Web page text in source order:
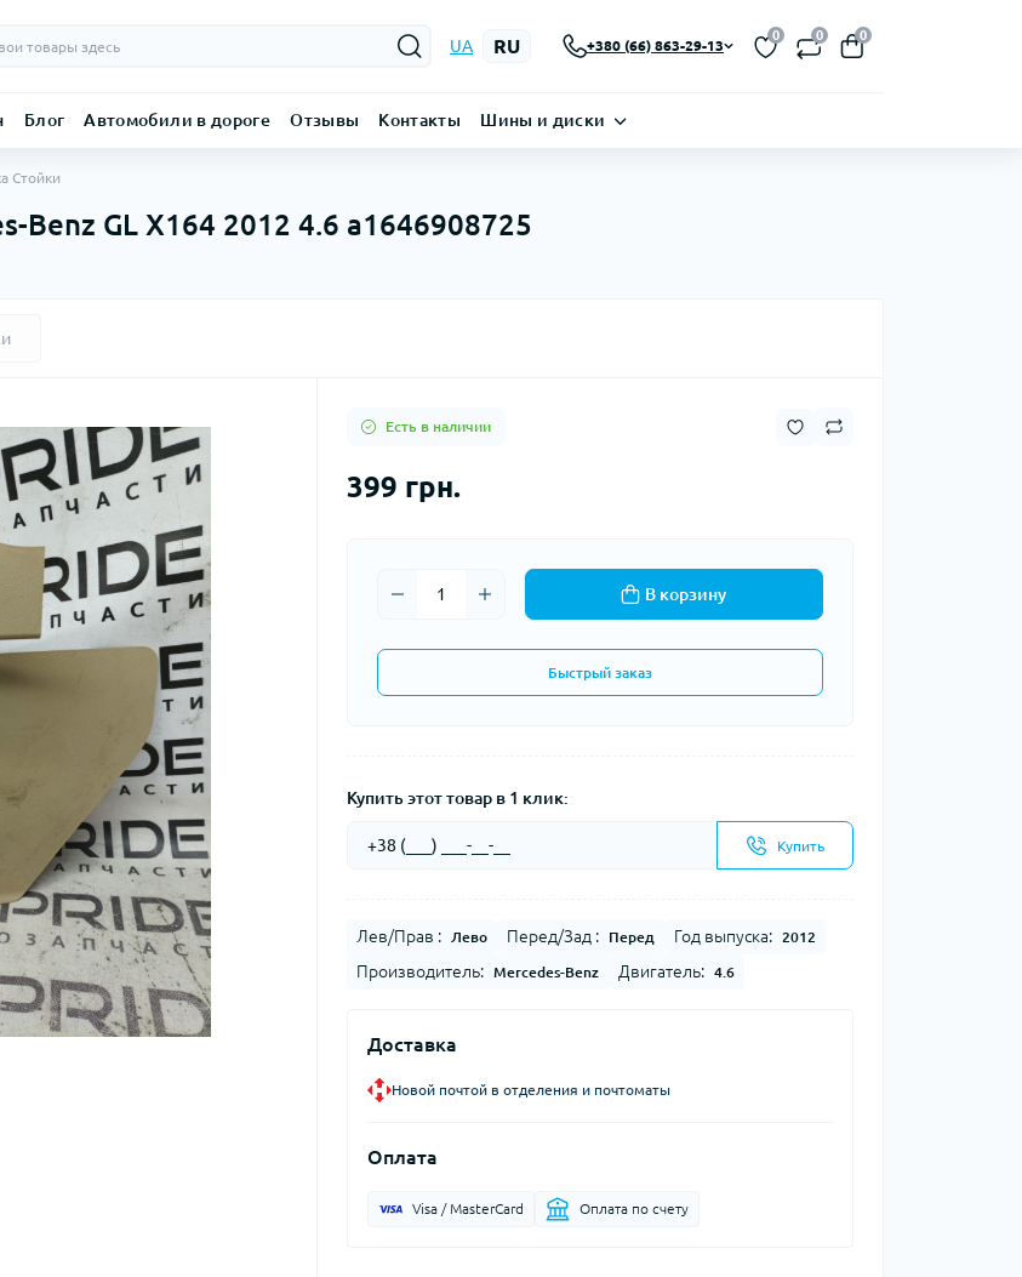
UA RU +380 (66) 863-29-13
0 0 0
Блог Автомобили в дороге Отзывы Контакты Шины и диски
Стойки
Benz GL X164 2012 4.6 a1646908725
Есть в наличии
399 грн.
В корзину
Быстрый заказ
Купить этот товар в 1 клик:
Купить
Лев/Прав : Лево Перед/Зад : Перед Год выпуска: 2012
Производитель: Mercedes-Benz Двигатель: 4.6
Доставка
Новой почтой в отделения и почтоматы
Оплата
Visa / MasterCard Оплата по счету